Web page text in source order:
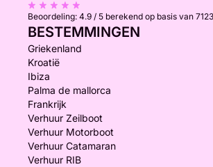
Beoordeling: 4.9 / 5 berekend op basis van
BESTEMMINGEN
Griekenland
Kroatië
Ibiza
Palma de mallorca
Frankrijk
Verhuur Zeilboot
Verhuur Motorboot
Verhuur Catamaran
Verhuur RIB